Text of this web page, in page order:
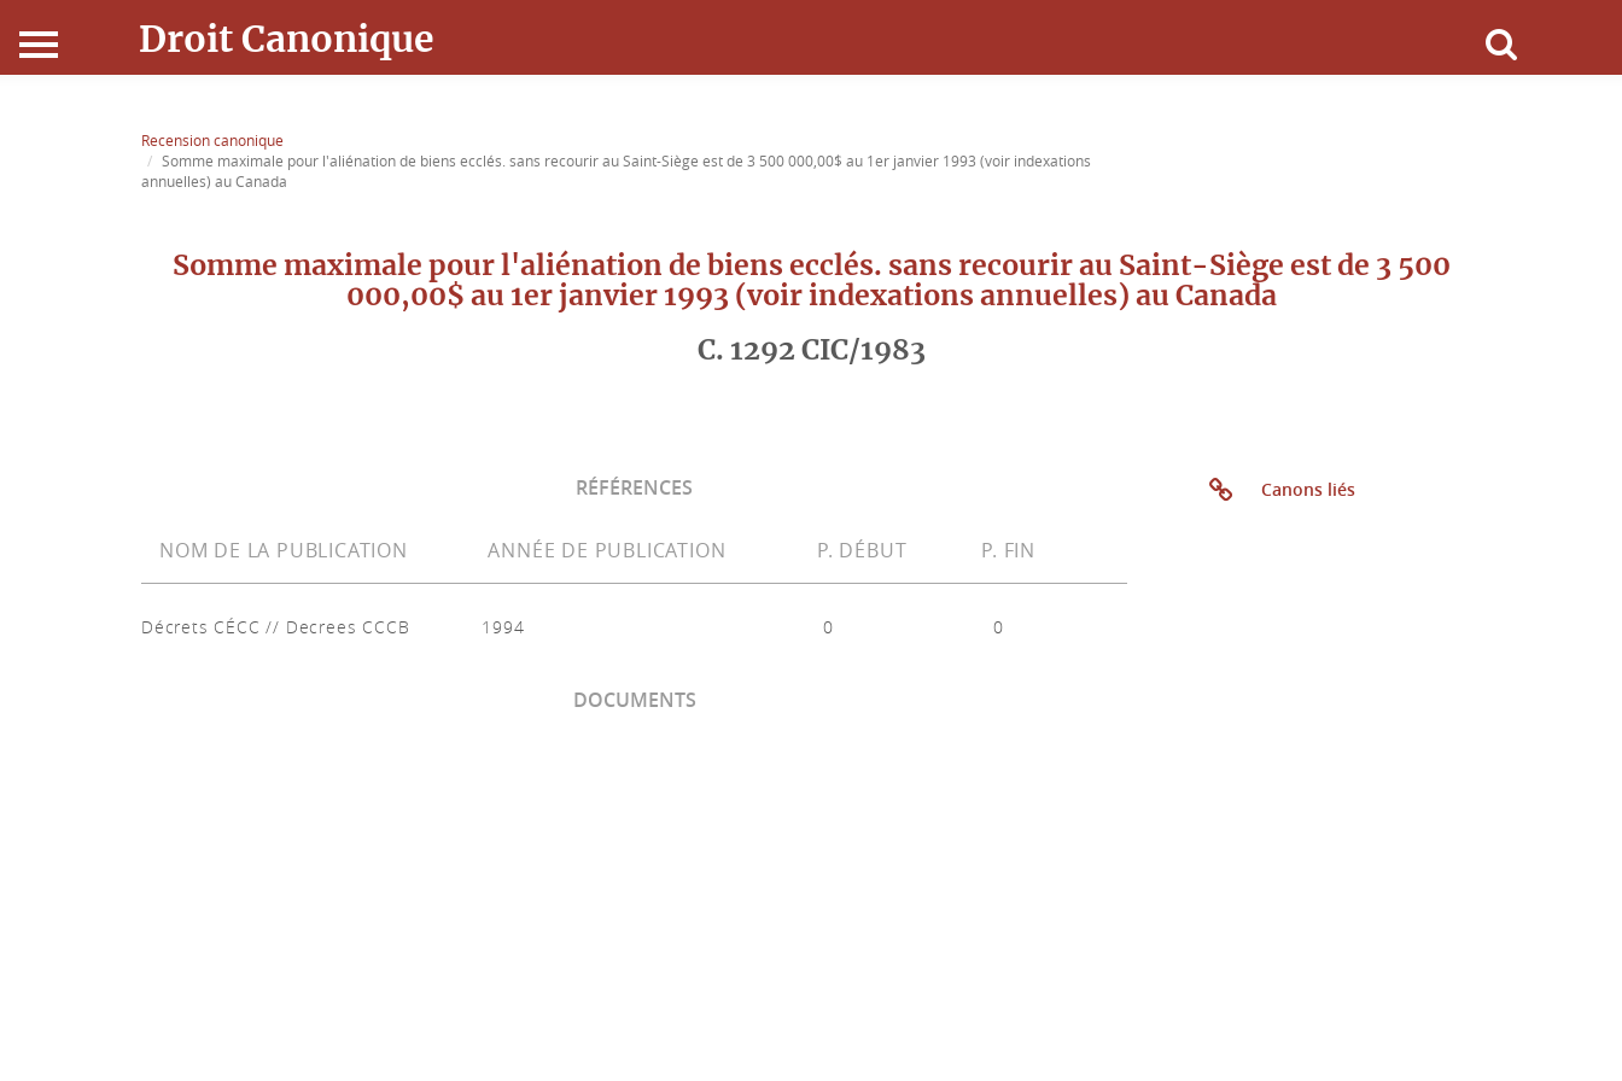
Droit Canonique
Droit Canonique
Recension canonique
Somme maximale pour l'aliénation de biens ecclés. sans recourir au Saint-Siège est de 3 500 000,00$ au 1er janvier 1993 (voir indexations
annuelles) au Canada
Somme maximale pour l'aliénation de biens ecclés. sans recourir au Saint-Siège est de 3 500
000,00$ au 1er janvier 1993 (voir indexations annuelles) au Canada
C. 1292 CIC/1983
RÉFÉRENCES
NOM DE LA PUBLICATION ANNÉE DE PUBLICATION P. DÉBUT P. FIN
Décrets CÉCC // Decrees CCCB 1994 0 0
DOCUMENTS
Canons liés